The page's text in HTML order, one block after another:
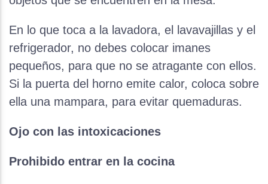
En lo que toca a la lavadora, el lavavajillas y el
refrigerador, no debes colocar imanes
pequeños, para que no se atragante con ellos.
Si la puerta del horno emite calor, coloca sobre
ella una mampara, para evitar quemaduras.
Ojo con las intoxicaciones
Prohibido entrar en la cocina